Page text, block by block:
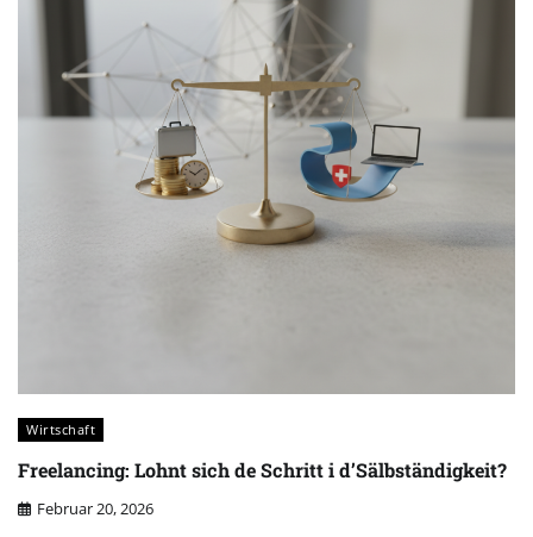
Wirtschaft
Freelancing: Lohnt sich de Schritt i d’Sälbständigkeit?
Februar 20, 2026